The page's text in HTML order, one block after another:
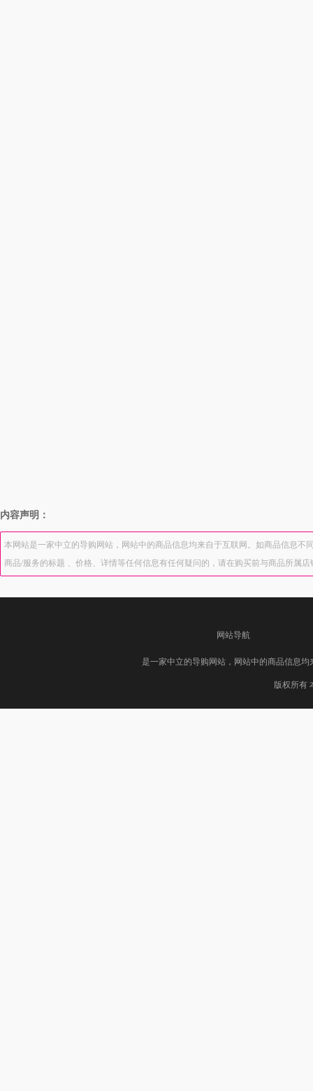
内容声明：
本网站是一家中立的导购网站，网站中的商品信息均来自于互联网。如商品信息
商品/服务的标题 、价格、详情等任何信息有任何疑问的，请在购买前与商品所属
网站导航
是一家中立的导购网站，网站中的商品信息
版权所有